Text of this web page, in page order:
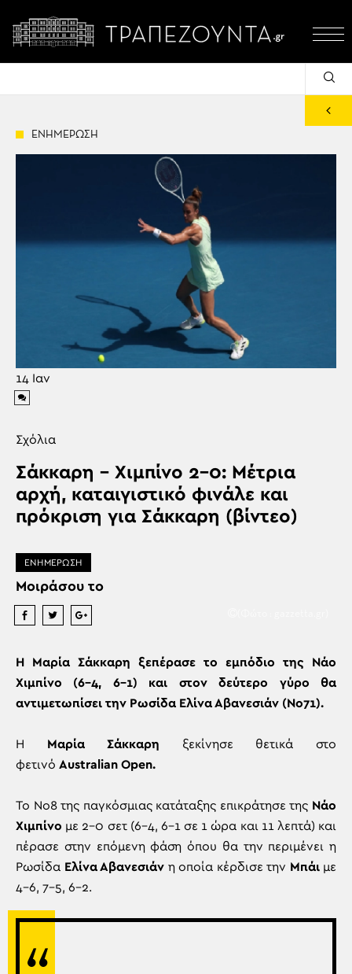
ΕΝΗΜΕΡΩΣΗ
14 Ιαν
Σχόλια
Σάκκαρη – Χιμπίνο 2-0: Μέτρια
αρχή, καταιγιστικό φινάλε και
πρόκριση για Σάκκαρη (βίντεο)
ΕΝΗΜΕΡΩΣΗ
Μοιράσου το
Η Μαρία Σάκκαρη ξεπέρασε το εμπόδιο της Νάο
Χιμπίνο (6-4, 6-1) και στον δεύτερο γύρο θα
αντιμετωπίσει την Ρωσίδα Ελίνα Αβανεσιάν (Νο71).
H Μαρία Σάκκαρη ξεκίνησε θετικά στο
φετινό Australian Open.
Το Νο8 της παγκόσμιας κατάταξης επικράτησε της Νάο
Χιμπίνο με 2-0 σετ (6-4, 6-1 σε 1 ώρα και 11 λεπτά) και
πέρασε στην επόμενη φάση όπου θα την περιμένει η
Ρωσίδα Ελίνα Αβανεσιάν η οποία κέρδισε την Μπάι με
4-6, 7-5, 6-2.